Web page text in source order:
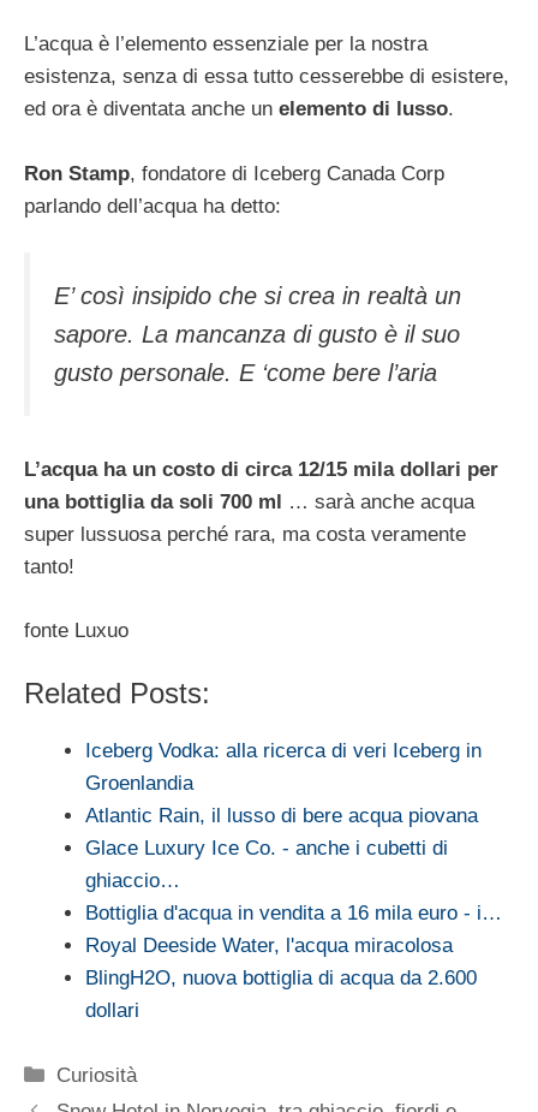
L’acqua è l’elemento essenziale per la nostra
esistenza, senza di essa tutto cesserebbe di esistere,
ed ora è diventata anche un elemento di lusso.
Ron Stamp, fondatore di Iceberg Canada Corp
parlando dell’acqua ha detto:
E’ così insipido che si crea in realtà un
sapore. La mancanza di gusto è il suo
gusto personale. E ‘come bere l’aria
L’acqua ha un costo di circa 12/15 mila dollari per
una bottiglia da soli 700 ml … sarà anche acqua
super lussuosa perché rara, ma costa veramente
tanto!
fonte Luxuo
Related Posts:
Iceberg Vodka: alla ricerca di veri Iceberg in
Groenlandia
Atlantic Rain, il lusso di bere acqua piovana
Glace Luxury Ice Co. - anche i cubetti di
ghiaccio…
Bottiglia d'acqua in vendita a 16 mila euro - i…
Royal Deeside Water, l'acqua miracolosa
BlingH2O, nuova bottiglia di acqua da 2.600
dollari
Categorie
Curiosità